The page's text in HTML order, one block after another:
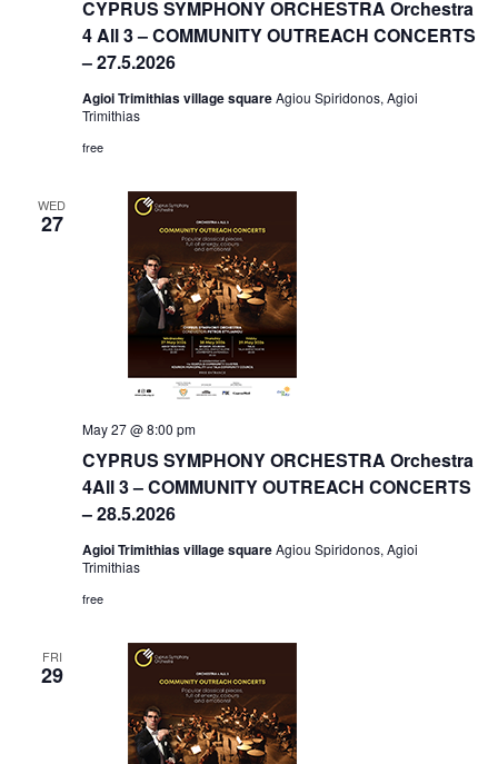
CYPRUS SYMPHONY ORCHESTRA Orchestra
4 All 3 – COMMUNITY OUTREACH CONCERTS
– 27.5.2026
Agioi Trimithias village squareAgiou Spiridonos, Agioi
Trimithias
free
WED
27
CYPRUS SYMPHONY ORCHESTRA Orchestra
4All 3 – COMMUNITY OUTREACH CONCERTS
– 28.5.2026
May 27 @ 8:00 pm
Agioi Trimithias village squareAgiou Spiridonos, Agioi
Trimithias
free
FRI
29